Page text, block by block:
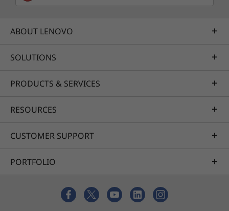
ABOUT LENOVO
SOLUTIONS
PRODUCTS & SERVICES
RESOURCES
CUSTOMER SUPPORT
PORTFOLIO